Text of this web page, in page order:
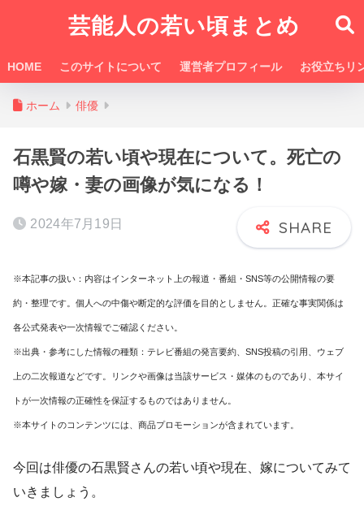
芸能人の若い頃まとめ
HOME このサイトについて 運営者プロフィール お役立ちリ
ホーム 俳優
石黒賢の若い頃や現在について。死亡の
噂や嫁・妻の画像が気になる！
2024年7月19日
※本記事の扱い：内容はインターネット上の報道・番組・SNS等の公開情報の要
約・整理です。個人への中傷や断定的な評価を目的としません。正確な事実関係は
各公式発表や一次情報でご確認ください。
※出典・参考にした情報の種類：テレビ番組の発言要約、SNS投稿の引用、ウェブ
上の二次報道などです。リンクや画像は当該サービス・媒体のものであり、本サイ
トが一次情報の正確性を保証するものではありません。
※本サイトのコンテンツには、商品プロモーションが含まれています。
今回は俳優の石黒賢さんの若い頃や現在、嫁についてみて
いきましょう。